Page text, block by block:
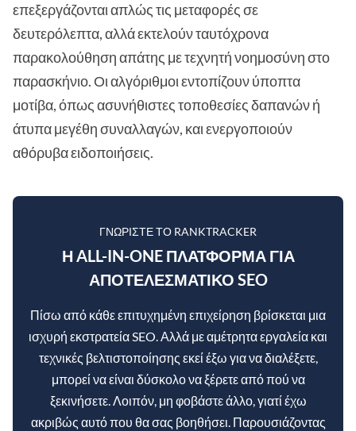
επεξεργάζονται απλώς τις μεταφορές σε
δευτερόλεπτα, αλλά εκτελούν ταυτόχρονα
παρακολούθηση απάτης με τεχνητή νοημοσύνη στο
παρασκήνιο. Οι αλγόριθμοι εντοπίζουν ύποπτα
μοτίβα, όπως ασυνήθιστες τοποθεσίες δαπανών ή
άτυπα μεγέθη συναλλαγών, και ενεργοποιούν
αθόρυβα ειδοποιήσεις.
ΓΝΩΡΊΣΤΕ ΤΟ RANKTRACKER
Η ALL-IN-ONE ΠΛΑΤΦΌΡΜΑ ΓΙΑ
ΑΠΟΤΕΛΕΣΜΑΤΙΚΌ SEO
Πίσω από κάθε επιτυχημένη επιχείρηση βρίσκεται μια
ισχυρή εκστρατεία SEO. Αλλά με αμέτρητα εργαλεία και
τεχνικές βελτιστοποίησης εκεί έξω για να διαλέξετε,
μπορεί να είναι δύσκολο να ξέρετε από πού να
ξεκινήσετε. Λοιπόν, μη φοβάστε άλλο, γιατί έχω
ακριβώς αυτό που θα σας βοηθήσει. Παρουσιάζοντας